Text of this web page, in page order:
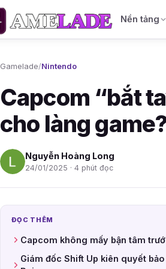
Nền tảng
Gamelade/Nintendo
Capcom “bắt
cho làng
Nguyễn Hoàng Long
24/01/2025 · 4 phút đọc
ĐỌC THÊM
Capcom không mấy bận tâm
Giám đốc Shift Up kiên quyết